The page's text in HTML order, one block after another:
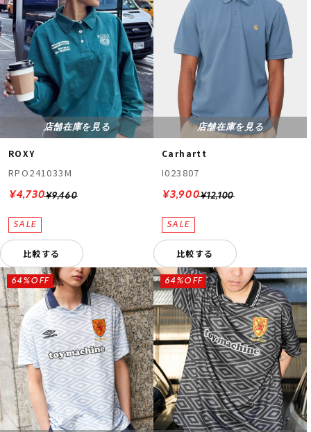
店舗在庫を見る
ROXY
RPO241033M
¥9,460
¥4,730
比較する
店舗在庫を見る
Carhartt
I023807
¥12,100
¥3,900
比較する
64%OFF 64%OFF